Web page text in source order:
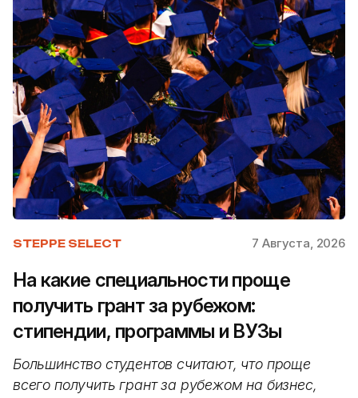
STEPPE SELECT 7 Августа, 2026
На какие специальности проще
получить грант за рубежом:
стипендии, программы и ВУЗы
Большинство студентов считают, что проще
всего получить грант за рубежом на бизнес,